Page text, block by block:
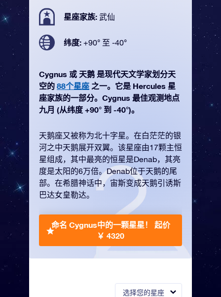
选择您的星座
星座家族: 武仙
纬度: +90° 至 -40°
Cygnus 或 天鹅 是现代天文学家划分天
空的 88个星座 之一。它是 Hercules 星
座家族的一部分。Cygnus 最佳观测地点
九月 (从纬度 +90° 到 -40°)。
天鹅座又被称为北十字星。在白茫茫的银
河之中天鹅展开双翼。该星座由17颗主恒
星组成，其中最亮的恒星是Denab，其亮
度是太阳的6万倍。Denab位于天鹅的尾
部。在希腊神话中，宙斯变成天鹅引诱斯
巴达女皇勒达。
命名 Cygnus中的一颗星星！ 起价
￥ 4320